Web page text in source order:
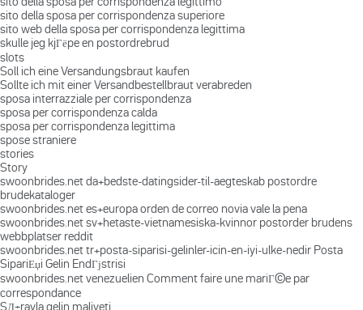
sito della sposa per corrispondenza superiore
sito web della sposa per corrispondenza legittima
skulle jeg kjГёpe en postordrebrud
slots
Soll ich eine Versandungsbraut kaufen
Sollte ich mit einer Versandbestellbraut verabreden
sposa interrazziale per corrispondenza
sposa per corrispondenza calda
sposa per corrispondenza legittima
spose straniere
stories
Story
swoonbrides.net da+bedste-datingsider-til-aegteskab postordre
brudekataloger
swoonbrides.net es+europa orden de correo novia vale la pena
swoonbrides.net sv+hetaste-vietnamesiska-kvinnor postorder brudens
webbplatser reddit
swoonbrides.net tr+posta-siparisi-gelinler-icin-en-iyi-ulke-nedir Posta
SipariЕџi Gelin EndГјstrisi
swoonbrides.net venezuelien Comment faire une mariГ©e par
correspondance
SД±rayla gelin maliyeti